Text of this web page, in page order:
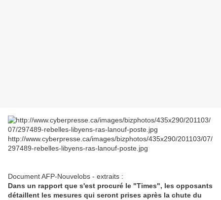
http://www.cyberpresse.ca/images/bizphotos/435x290/201103/07/
297489-rebelles-libyens-ras-lanouf-poste.jpg
Document AFP-Nouvelobs - extraits :
Dans un rapport que s'est procuré le "Times", les opposants
détaillent les mesures qui seront prises après la chute du